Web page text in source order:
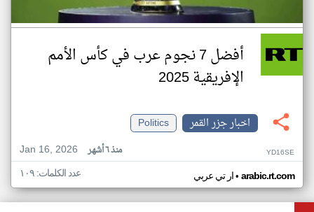
أفضل 7 نجوم عرب في كأس الأمم
الإفريقية 2025
اخبار جزر القمر
Politics
Jan 16, 2026
منذ ٦ أشهر YD16SE
ار تي عربي• arabic.rt.com عدد الكلمات: ١٠٩